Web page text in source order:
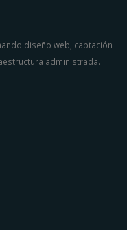
diseño web, captación
administrada.